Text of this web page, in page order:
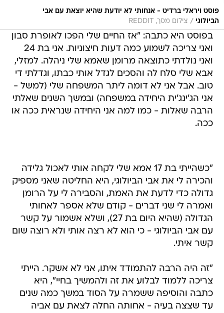
פוסט ויראלי ברדיט - אנחותי לא יודעת שהיא יוצאת עם אבי
הביולוגי / צילום מסך, REDDIT
בפוסט היא כתבה: "אז החיים שלי הפכו לאופרת סבון
ואני צריכה לשמוע כמה דעות חיצוניות. אני בת 24
ואני נולדתי כתוצאה מרומן שאמא שלי ניהלה. למזלי,
אבא שלי סלח לה והסכים לגדל אותי כבתו, וגדלתי די
טוב. אבל אני לא דומה ליתר המשפחה שלי (למשל -
אני הג'ינג'ית היחידה במשפחה) ובמשך השנים שאלתי
הרבה שאלות - כמו למה אני היחידה שנראית ככה או
ככה.
"כשהייתי בת 17 אמא שלי לקחה אותי לאכול גלידה
והכירה לי את אבי הביולוגי, היא החליטה שאני מספיק
גדולה כדי לדעת את האמת, והסבירה לי על הרומן
ואמרה לי שני דברים - קודם שלא אספר לאחותי
הגדולה (שהיא היום בת 27), ושלא אשמור על קשר
עם אבי הביולוגי - כי הוא לא רצה אותי ולא רוצה שום
קשר איתי.
"זה היה הרבה להתמודד איתו, אני לא אשקר. הייתי
צריכה ללמוד לבלוע את זה ולהמשיך בחיי", היא
כתבה והוסיפה ששמרה על הסוד במשך כמה שנים
עד שצצה בעיה - אחותה החלה לצאת עם אביה